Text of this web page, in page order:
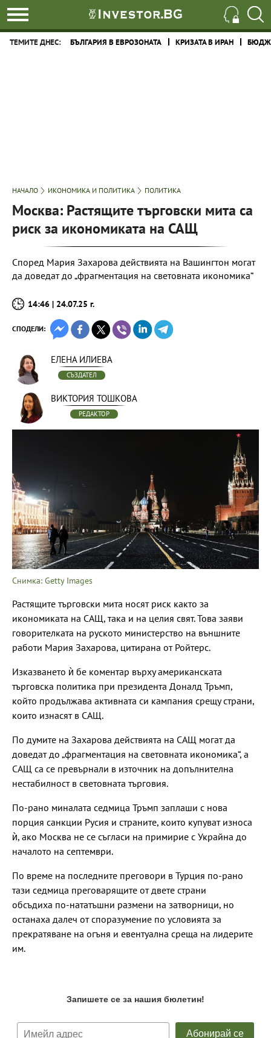
ТЕМИТЕ ДНЕС: БЪЛГАРИЯ В ЕВРОЗОНАТА КРИЗАТА В ИРАН
НАЧАЛО ИКОНОМИКА И ПОЛИТИКА ПОЛИТИКА
Москва: Растящите търговски мита са
риск за икономиката на САЩ
Според Мария Захарова действията на Вашингтон могат
да доведат до „фрагментация на световната икономика“
14:46 | 24.07.25 г.
СПОДЕЛИ:
ЕЛЕНА ИЛИЕВА
СЪЗДАТЕЛ
ВИКТОРИЯ ТОШКОВА
РЕДАКТОР
Снимка: Getty Images
Растящите търговски мита носят риск както за
икономиката на САЩ, така и на целия свят. Това заяви
говорителката на руското министерство на външните
работи Мария Захарова, цитирана от Ройтерс.
Изказването ѝ бе коментар върху американската
търговска политика при президента Доналд Тръмп,
който продължава активната си кампания срещу страни,
които изнасят в САЩ.
По думите на Захарова действията на САЩ могат да
доведат до „фрагментация на световната икономика“, а
САЩ са се превърнали в източник на допълнителна
нестабилност в световната търговия.
По-рано миналата седмица Тръмп заплаши с нова
порция санкции Русия и страните, които купуват износа
ѝ, ако Москва не се съгласи на примирие с Украйна до
началото на септември.
По време на последните преговори в Турция по-рано
тази седмица преговарящите от двете страни
обсъдиха по-нататъшни размени на затворници, но
останаха далеч от споразумение по условията за
прекратяване на огъня и евентуална среща на лидерите
им.